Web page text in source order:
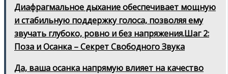
Диафрагмальное дыхание обеспечивает мощную
и стабильную поддержку голоса, позволяя ему
звучать глубоко, ровно и без напряжения.Шаг 2:
Поза и Осанка – Секрет Свободного Звука
Да, ваша осанка напрямую влияет на качество